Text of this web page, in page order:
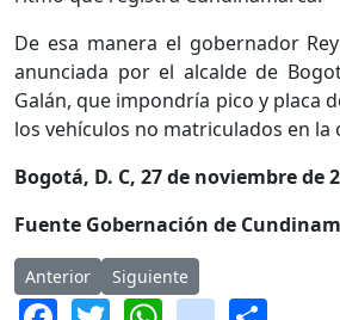
De esa manera el gobernador
anunciada por el alcalde de
Galán, que impondría pico y placa
los vehículos no matriculados en la
Bogotá, D. C, 27 de noviembre de
Fuente Gobernación de
Artículo anterior: Min-educación
Anterior Artículo siguiente:
Siguiente